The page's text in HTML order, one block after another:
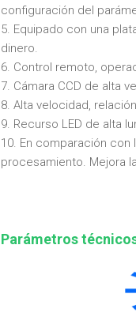
configuración del
5. Equipado con una
dinero.
6. Control remoto,
7. Cámara CCD de alta
8. Alta velocidad,
9. Recurso LED de alta
10. En comparación
procesamiento. Mejora
Parámetros